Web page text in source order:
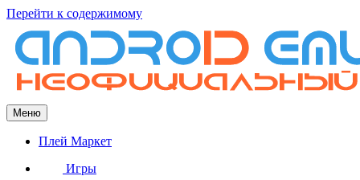
Перейти к содержимому
Меню
Плей Маркет
Игры